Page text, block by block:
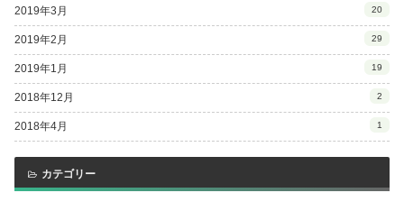
2019年3月 20
2019年2月 29
2019年1月 19
2018年12月 2
2018年4月 1
カテゴリー